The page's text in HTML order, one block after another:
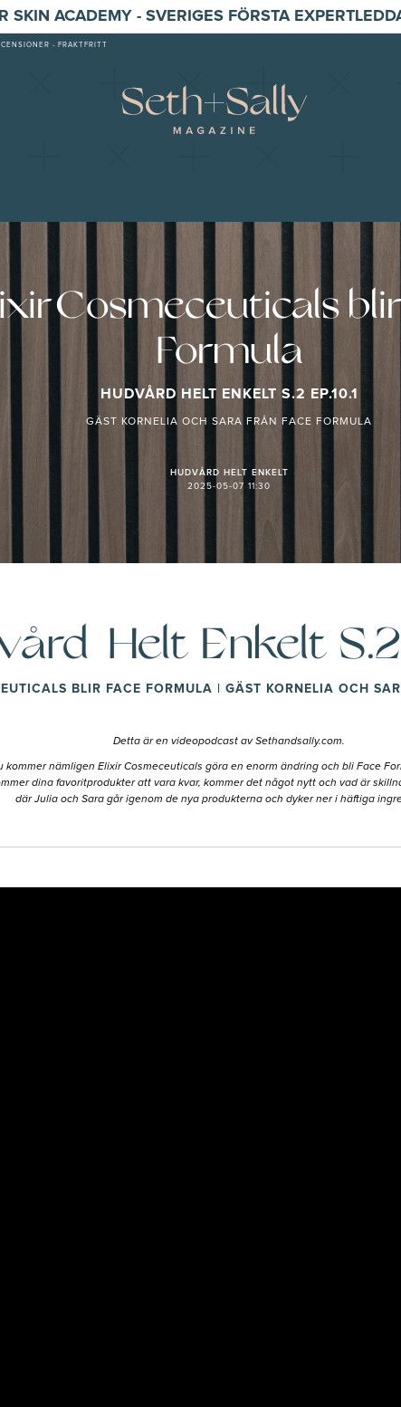
SKIN ACADEMY - SVERIGES FÖRSTA
- FRAKTFRITT
Cosmeceuticals
Formula
HUDVÅRD HELT ENKELT S.2 EP.10.1
GÄST KORNELIA OCH SARA FRÅN FACE FORMULA
HUDVÅRD HELT ENKELT
2025-05-07 11:30
Helt Enkelt S.2
BLIR FACE FORMULA | GÄST KORNELIA OCH
Detta är en videopodcast av Sethandsally.com.
nämligen Elixir Cosmeceuticals göra en enorm ändring och bli Face
dina favoritprodukter att vara kvar, kommer det något nytt och vad är
där Julia och Sara går igenom de nya produkterna och dyker ner i häftiga